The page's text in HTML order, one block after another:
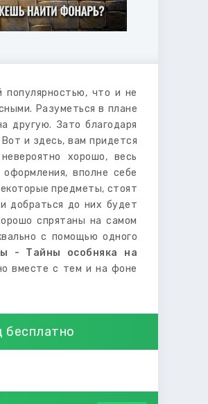
популярностью, что и не
Разуметься в плане
другую. Зато благодаря
и здесь, вам придется
хорошо, весь
вполне себе
предметы, стоят
добраться до них будет
спрятаны на самом
с помощью одного
- Тайны особняка на
вместе с тем и на фоне
бесплатно